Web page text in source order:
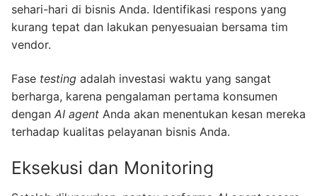
sehari-hari di bisnis Anda. Identifikasi respons yang
kurang tepat dan lakukan penyesuaian bersama tim
vendor.
Fase testing adalah investasi waktu yang sangat
berharga, karena pengalaman pertama konsumen
dengan AI agent Anda akan menentukan kesan mereka
terhadap kualitas pelayanan bisnis Anda.
Eksekusi dan Monitoring